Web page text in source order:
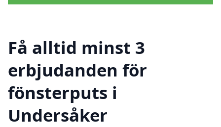
Få alltid minst 3
erbjudanden för
fönsterputs i
Undersåker